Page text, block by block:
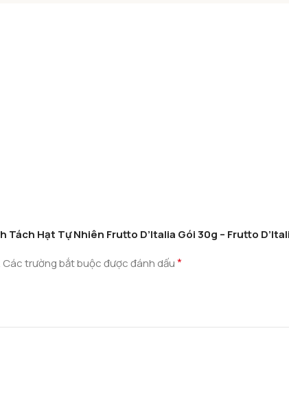
Tách Hạt Tự Nhiên Frutto D’Italia Gói 30g – Frutto
Các trường bắt buộc được đánh dấu*